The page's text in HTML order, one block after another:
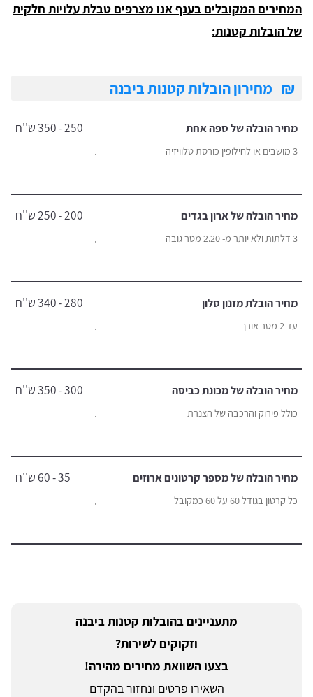
המחירים המקובלים בענף אנו מצרפים טבלת עלויות חלקית
של הובלות קטנות:
₪ מחירון הובלות קטנות ביבנה
מחיר הובלה של ספה אחת
3 מושבים או לחילופין כורסת טלוויזיה .
250 - 350 ש''ח
מחיר הובלה של ארון בגדים
3 דלתות ולא יותר מ- 2.20 מטר גובה .
200 - 250 ש''ח
מחיר הובלת מזנון סלון
עד 2 מטר אורך .
280 - 340 ש''ח
מחיר הובלה של מכונת כביסה
כולל פירוק והרכבה של הצנרת .
300 - 350 ש''ח
מחיר הובלה של מספר קרטונים ארוזים
כל קרטון בגודל 60 על 60 כמקובל .
35 - 60 ש''ח
מתעניינים בהובלות קטנות ביבנה
וזקוקים לשירות?
בצעו השוואת מחירים מהירה!
השאירו פרטים ונחזור בהקדם